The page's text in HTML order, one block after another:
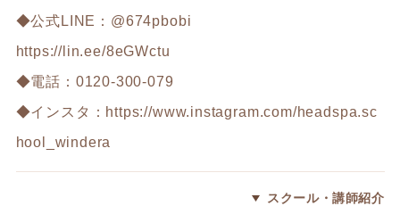
◆公式LINE：@674pbobi
https://lin.ee/8eGWctu
◆電話：0120-300-079
◆インスタ： https://www.instagram.com/headspa.sc
hool_windera
スクール・講師紹介